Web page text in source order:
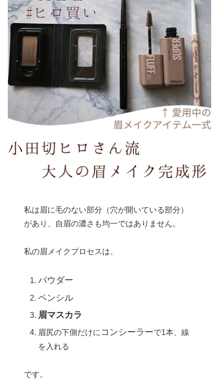
私は眉に毛のない部分（穴が開いている部分）
があり、自眉の濃さも均一ではありません。
私の眉メイクプロセスは、
パウダー
ペンシル
眉マスカラ
眉尻の下側だけに コンシーラーで1本、線
を入れる
です。